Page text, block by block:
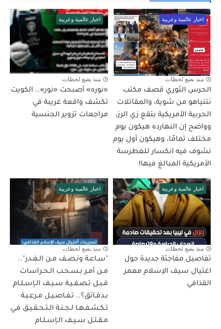
اخبار عالمية وعربية
منذ بضع لحظات
الحرس الثوري قصف مكتب
نتنياهو من شوية، والمقاتلات
الحربية الأمريكية بتقع زي الرز،
وواضح إن النهارده هيكون يوم
مختلف تمامًا، وهيكون أول يوم
نشوف فيه انكسار للغطرسة
الأمريكية المبالغ فيها!
اخبار عالمية وعربية
منذ بضع لحظات
«نوره» أصبحت «نور».. الكويت
تكشف واقعة غريبة في
مراجعات تزوير الجنسية
اخبار عالمية وعربية
منذ بضع لحظات
تفاصيل مفاجئة جديدة حول
اغتيال سيف الإسلام معمر
القذافي
اخبار عالمية وعربية
منذ بضع لحظات
"سـاعـة ونـصـف مـن الـغـدر"..
مـن أمـر بـسـحـب الـحـراسات
قـبـل تـصـفـيـة سـيـف الـإسـلـام
بـدقـائق؟.. تـفـاصـيـل مـرعـبـة
تـكـشـفـهـا لـجـنـة الـتـحـقـيـق فـي
مـقـتـل سـيـف الـإسـلـام